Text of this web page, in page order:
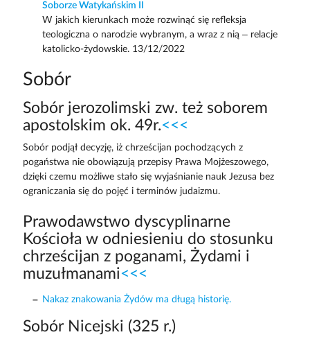
Soborze Watykańskim II
W jakich kierunkach może rozwinąć się refleksja
teologiczna o narodzie wybranym, a wraz z nią – relacje
katolicko-żydowskie. 13/12/2022
Sobór
Sobór jerozolimski zw. też soborem
apostolskim ok. 49r.<<<
Sobór podjął decyzję, iż chrześcijan pochodzących z
pogaństwa nie obowiązują przepisy Prawa Mojżeszowego,
dzięki czemu możliwe stało się wyjaśnianie nauk Jezusa bez
ograniczania się do pojęć i terminów judaizmu.
Prawodawstwo dyscyplinarne
Kościoła w odniesieniu do stosunku
chrześcijan z poganami, Żydami i
muzułmanami<<<
Nakaz znakowania Żydów ma długą historię.
Sobór Nicejski (325 r.)